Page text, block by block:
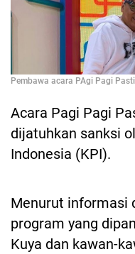
Pembawa acara PAgi Pagi
Acara Pagi Pagi
dijatuhkan sanksi
Indonesia (KPI).
Menurut informasi
program yang
Kuya dan kawan-